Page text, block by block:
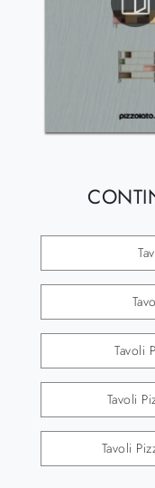
Tavoli
Tavoli
Tavoli